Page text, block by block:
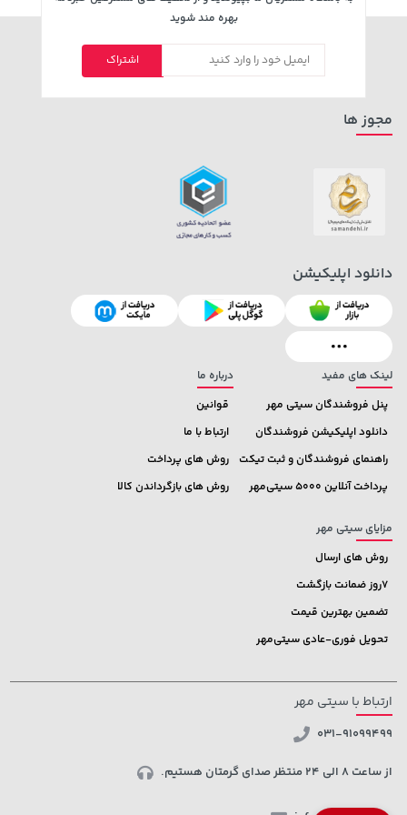
خرید
242,000 تومان
بهره مند شوید
اشتراک
لینک های مفید
پنل فروشندگان سیتی مهر
دانلود اپلیکیشن فروشندگان
راهنمای فروشندگان و ثبت تیکت
پرداخت آنلاین 5000 سیتی‌مهر
درباره ما
قوانین
ارتباط با ما
روش های پرداخت
روش های بازگرداندن کالا
مزایای سیتی مهر
روش های ارسال
7روز ضمانت بازگشت
تضمین بهترین قیمت
تحویل فوری-عادی سیتی‌مهر
مجوز ها
دانلود اپلیکیشن
ارتباط با سیتی مهر
031-91099499
از ساعت 8 الی 24 منتظر صدای گرمتان هستیم.